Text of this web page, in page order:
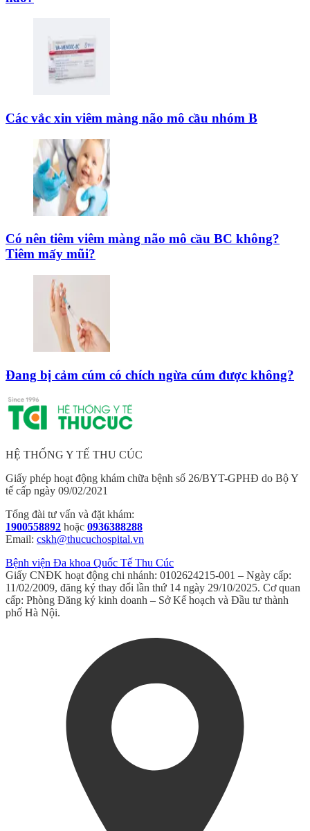
Các vắc xin viêm màng não mô cầu nhóm B
Có nên tiêm viêm màng não mô cầu BC không?
Tiêm mấy mũi?
Đang bị cảm cúm có chích ngừa cúm được không?
HỆ THỐNG Y TẾ THU CÚC
Giấy phép hoạt động khám chữa bệnh số 26/BYT-GPHĐ do Bộ Y
tế cấp ngày 09/02/2021
Tổng đài tư vấn và đặt khám:
1900558892 hoặc 0936388288
Email: cskh@thucuchospital.vn
Bệnh viện Đa khoa Quốc Tế Thu Cúc
Giấy CNĐK hoạt động chi nhánh: 0102624215-001 – Ngày cấp:
11/02/2009, đăng ký thay đổi lần thứ 14 ngày 29/10/2025. Cơ quan
cấp: Phòng Đăng ký kinh doanh – Sở Kế hoạch và Đầu tư thành
phố Hà Nội.